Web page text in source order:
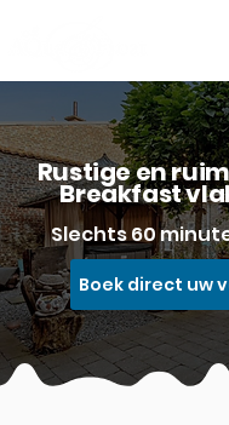
Rustige en
Breakfast
Slechts 60
Boek direct uw